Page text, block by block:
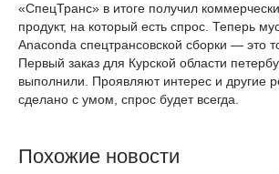
«СпецТранс» в итоге получил
продукт, на который есть спрос. Теперь
Anaconda спецтрансовской сборки — это
Первый заказ для Курской области
выполнили. Проявляют интерес и другие
сделано с умом, спрос будет всегда.
Похожие новости